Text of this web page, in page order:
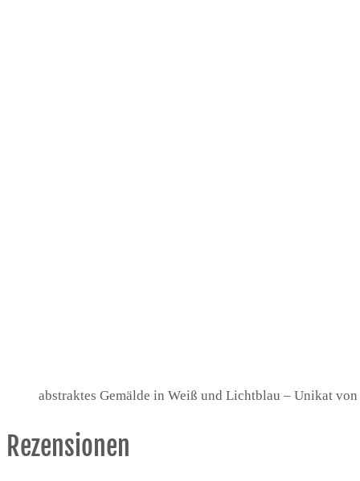
abstraktes Gemälde in Weiß und Lichtblau – Unikat
Rezensionen